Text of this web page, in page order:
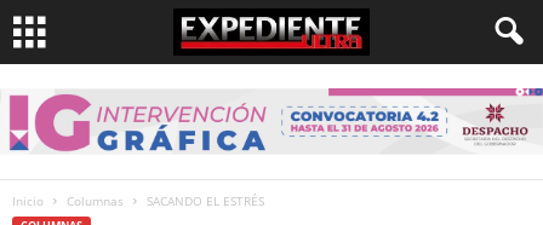
Inicio Columnas SACANDO EL ESTRÉS